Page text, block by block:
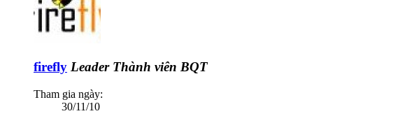
firefly Leader Thành viên BQT
Tham gia ngày:
30/11/10